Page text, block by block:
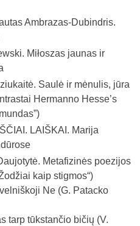
Ambrazas-Dubindris.
Miłoszas jaunas ir
Saulė ir mėnulis, jūra
Hermanno Hesse’s
LAIŠKAI. Marija
Metafizinės poezijos
kaip stigmos“)
Ne (G. Patacko
tarp tūkstančio bičių (V.